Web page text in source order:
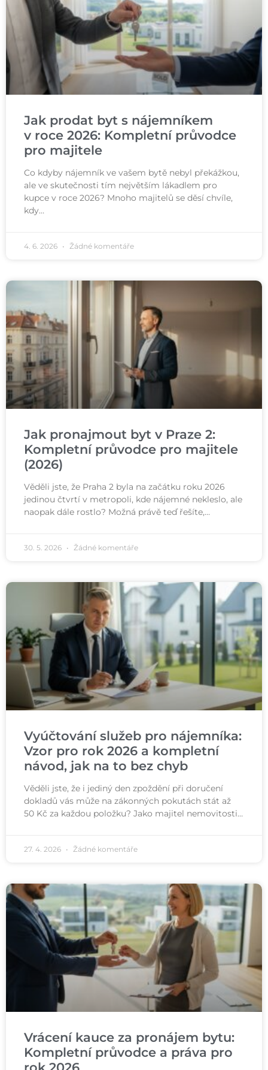
Jak prodat byt s nájemníkem
v roce 2026: Kompletní průvodce
pro majitele
Co kdyby nájemník ve vašem bytě nebyl překážkou,
ale ve skutečnosti tím největším lákadlem pro
kupce v roce 2026? Mnoho majitelů se děsí chvíle,
kdy…
4. 6. 2026 Žádné komentáře
Jak pronajmout byt v Praze 2:
Kompletní průvodce pro majitele
(2026)
Věděli jste, že Praha 2 byla na začátku roku 2026
jedinou čtvrtí v metropoli, kde nájemné nekleslo, ale
naopak dále rostlo? Možná právě teď řešíte,…
30. 5. 2026 Žádné komentáře
Vyúčtování služeb pro nájemníka:
Vzor pro rok 2026 a kompletní
návod, jak na to bez chyb
Věděli jste, že i jediný den zpoždění při doručení
dokladů vás může na zákonných pokutách stát až
50 Kč za každou položku? Jako majitel nemovitosti…
27. 4. 2026 Žádné komentáře
Vrácení kauce za pronájem bytu:
Kompletní průvodce a práva pro